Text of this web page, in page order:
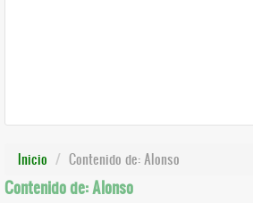
Inicio Contenido de: Alonso
Contenido de: Alonso